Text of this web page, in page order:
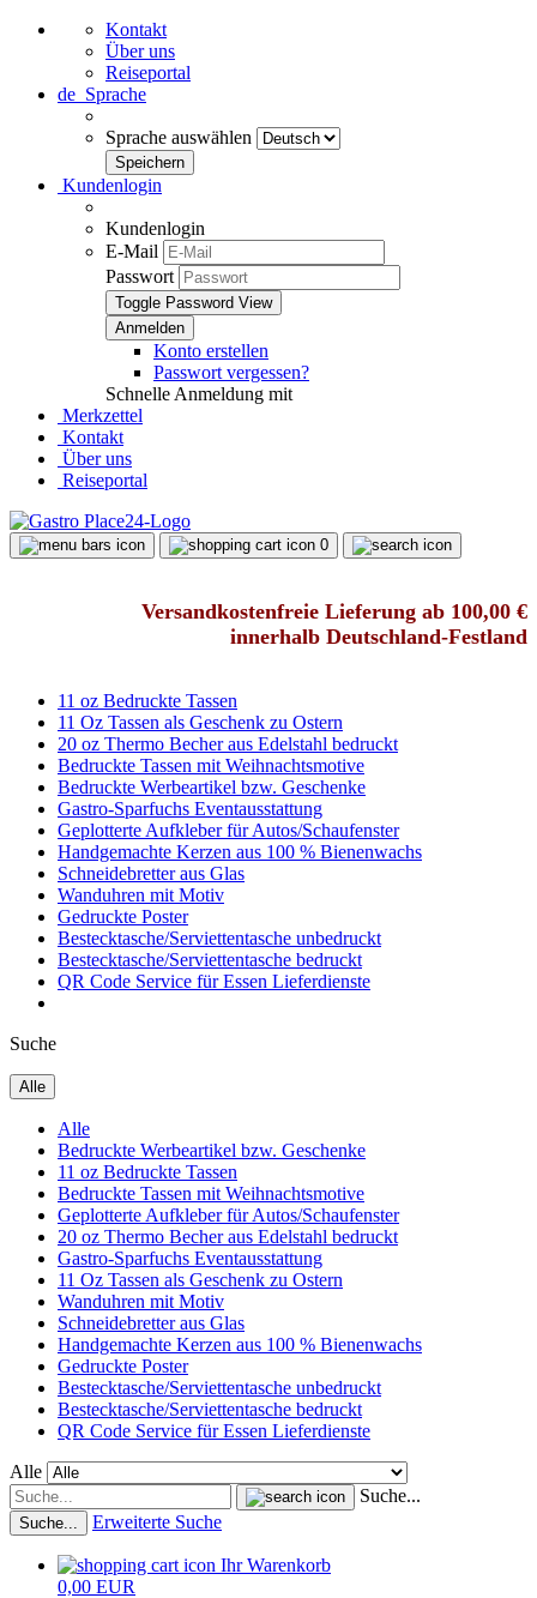
Kontakt
Über uns
Reiseportal
de Sprache
Sprache auswählen
Kundenlogin
Kundenlogin
E-Mail
Passwort
Toggle Password View
Konto erstellen
Passwort vergessen?
Schnelle Anmeldung mit
Merkzettel
Kontakt
Über uns
Reiseportal
0
Versandkostenfreie Lieferung ab 100,00 €
innerhalb Deutschland-Festland
11 oz Bedruckte Tassen
11 Oz Tassen als Geschenk zu Ostern
20 oz Thermo Becher aus Edelstahl bedruckt
Bedruckte Tassen mit Weihnachtsmotive
Bedruckte Werbeartikel bzw. Geschenke
Gastro-Sparfuchs Eventausstattung
Geplotterte Aufkleber für Autos/Schaufenster
Handgemachte Kerzen aus 100 % Bienenwachs
Schneidebretter aus Glas
Wanduhren mit Motiv
Gedruckte Poster
Bestecktasche/Serviettentasche unbedruckt
Bestecktasche/Serviettentasche bedruckt
QR Code Service für Essen Lieferdienste
Suche
Alle
Alle
Bedruckte Werbeartikel bzw. Geschenke
11 oz Bedruckte Tassen
Bedruckte Tassen mit Weihnachtsmotive
Geplotterte Aufkleber für Autos/Schaufenster
20 oz Thermo Becher aus Edelstahl bedruckt
Gastro-Sparfuchs Eventausstattung
11 Oz Tassen als Geschenk zu Ostern
Wanduhren mit Motiv
Schneidebretter aus Glas
Handgemachte Kerzen aus 100 % Bienenwachs
Gedruckte Poster
Bestecktasche/Serviettentasche unbedruckt
Bestecktasche/Serviettentasche bedruckt
QR Code Service für Essen Lieferdienste
Alle
Suche...
Suche... Erweiterte Suche
Ihr Warenkorb
0,00 EUR